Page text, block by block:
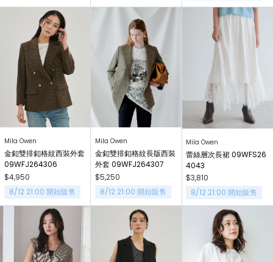
Mila Owen
金釦雙排釦格紋西裝外套
09WFJ264306
$4,950
8/12 21:00 開始販售
Mila Owen
金釦雙排釦格紋長版西裝
外套 09WFJ264307
$5,250
8/12 21:00 開始販售
Mila Owen
蕾絲層次長裙 09WFS26
4043
$3,810
8/12 21:00 開始販售